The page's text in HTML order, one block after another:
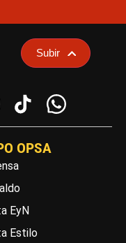
Subir
OPSA
EyN
Estilo